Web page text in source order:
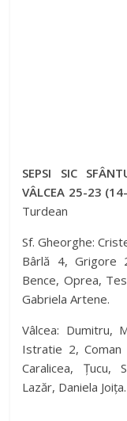
SEPSI SIC
VÂLCEA 25-23
Turdean
Sf. Gheorghe:
Bârlă 4, Grigore
Bence, Oprea,
Gabriela Artene.
Vâlcea: Dumitru,
Istratie 2, Coman
Caralicea, Țucu,
Lazăr, Daniela Joița.